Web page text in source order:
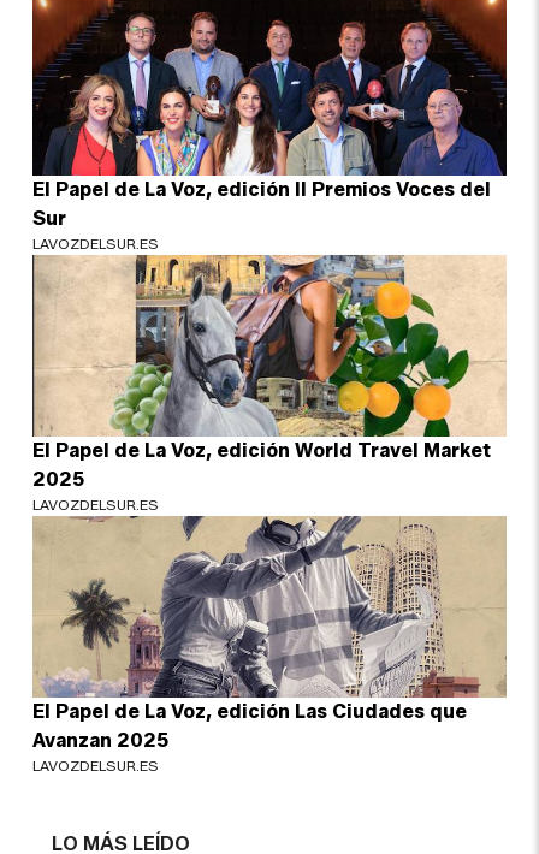
LO MÁS LEÍDO
El Papel de La Voz, edición II Premios Voces del
Sur
LAVOZDELSUR.ES
El Papel de La Voz, edición World Travel Market
2025
LAVOZDELSUR.ES
El Papel de La Voz, edición Las Ciudades que
Avanzan 2025
LAVOZDELSUR.ES